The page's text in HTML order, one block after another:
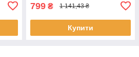
799 ₴ 1 141,43 ₴
Купити